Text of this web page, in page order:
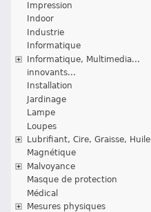
Impression
Indoor
Industrie
Informatique
Informatique, Multimedia...
innovants...
Installation
Jardinage
Lampe
Loupes
Lubrifiant, Cire, Graisse, Huile
Magnétique
Malvoyance
Masque de protection
Médical
Mesures physiques